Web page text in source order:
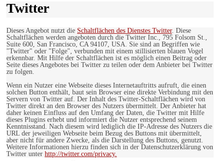
Twitter
Dieses Angebot nutzt die Schaltflächen des Dienstes Twitter. Diese
Schaltflächen werden angeboten durch die Twitter Inc., 795 Folsom St.,
Suite 600, San Francisco, CA 94107, USA. Sie sind an Begriffen wie
"Twitter" oder "Folge", verbunden mit einem stillisierten blauen Vogel
erkennbar. Mit Hilfe der Schaltflächen ist es möglich einen Beitrag oder
Seite dieses Angebotes bei Twitter zu teilen oder dem Anbieter bei Twitter
zu folgen.
Wenn ein Nutzer eine Webseite dieses Internetauftritts aufruft, die einen
solchen Button enthält, baut sein Browser eine direkte Verbindung mit den
Servern von Twitter auf. Der Inhalt des Twitter-Schaltflächen wird von
Twitter direkt an den Browser des Nutzers übermittelt. Der Anbieter hat
daher keinen Einfluss auf den Umfang der Daten, die Twitter mit Hilfe
dieses Plugins erhebt und informiert die Nutzer entsprechend seinem
Kenntnisstand. Nach diesem wird lediglich die IP-Adresse des Nutzers die
URL der jeweiligen Webseite beim Bezug des Buttons mit übermittelt,
aber nicht für andere Zwecke, als die Darstellung des Buttons, genutzt.
Weitere Informationen hierzu finden sich in der Datenschutzerklärung von
Twitter unter http://twitter.com/privacy.